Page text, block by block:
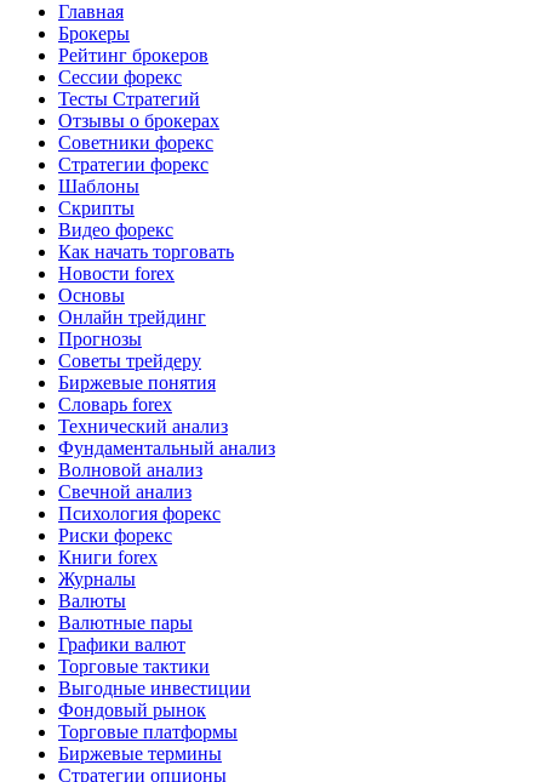
Главная
Брокеры
Рейтинг брокеров
Сессии форекс
Тесты Стратегий
Отзывы о брокерах
Советники форекс
Стратегии форекс
Шаблоны
Скрипты
Видео форекс
Как начать торговать
Новости forex
Основы
Онлайн трейдинг
Прогнозы
Советы трейдеру
Биржевые понятия
Словарь forex
Технический анализ
Фундаментальный анализ
Волновой анализ
Свечной анализ
Психология форекс
Риски форекс
Книги forex
Журналы
Валюты
Валютные пары
Графики валют
Торговые тактики
Выгодные инвестиции
Фондовый рынок
Торговые платформы
Биржевые термины
Стратегии опционы